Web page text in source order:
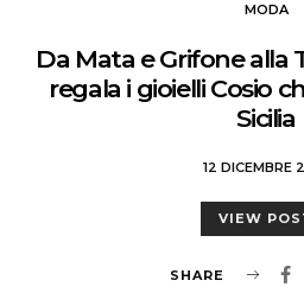
MODA
Da Mata e Grifone alla
regala i gioielli Cosio
Sicilia
12 DICEMBRE
VIEW
SHARE